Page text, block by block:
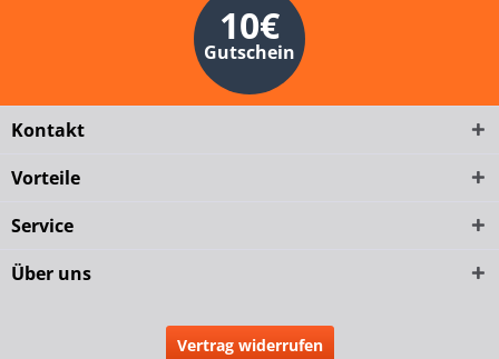
10€
Gutschein
Kontakt
Vorteile
Service
Über uns
Vertrag widerrufen